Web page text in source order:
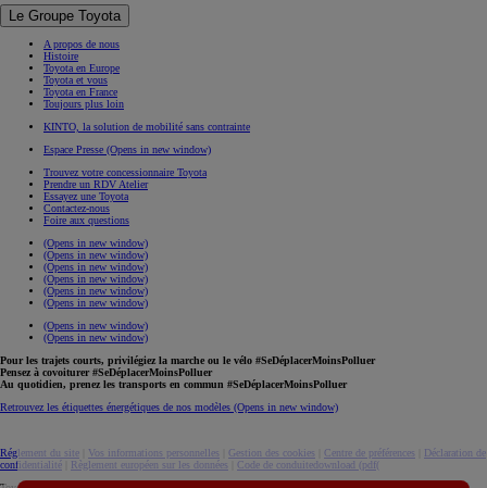
Le Groupe Toyota
A propos de nous
Histoire
Toyota en Europe
Toyota et vous
Toyota en France
Toujours plus loin
KINTO, la solution de mobilité sans contrainte
Espace Presse (Opens in new window)
Trouvez votre concessionnaire Toyota
Prendre un RDV Atelier
Essayez une Toyota
Contactez-nous
Foire aux questions
(Opens in new window)
(Opens in new window)
(Opens in new window)
(Opens in new window)
(Opens in new window)
(Opens in new window)
(Opens in new window)
(Opens in new window)
Pour les trajets courts, privilégiez la marche ou le vélo #SeDéplacerMoinsPolluer
Pensez à covoiturer #SeDéplacerMoinsPolluer
Au quotidien, prenez les transports en commun #SeDéplacerMoinsPolluer
Retrouvez les étiquettes énergétiques de nos modèles (Opens in new window)
Réglement du site Vos informations personnelles Gestion des cookies Centre de préférences
Déclaration de
confidentialité
Règlement européen sur les données Code de conduitedownload (pdf(